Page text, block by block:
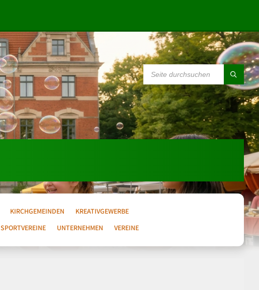
SEARCH:
KIRCHGEMEINDEN
KREATIVGEWERBE
SPORTVEREINE UNTERNEHMEN VEREINE